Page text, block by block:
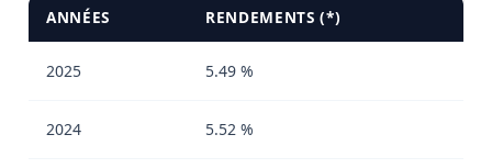
ANNÉES RENDEMENTS (*)
2025 5.49 %
2024 5.52 %